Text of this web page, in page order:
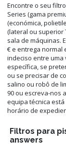
Encontre o seu
Series (gama
(económica,
(lateral ou superior
sala de máquinas.
€ e entrega normal
indeciso entre
específica, se
ou se precisar de
salino ou robô de
90 ou escreva-nos
equipa técnica
horário de
Filtros para
answers